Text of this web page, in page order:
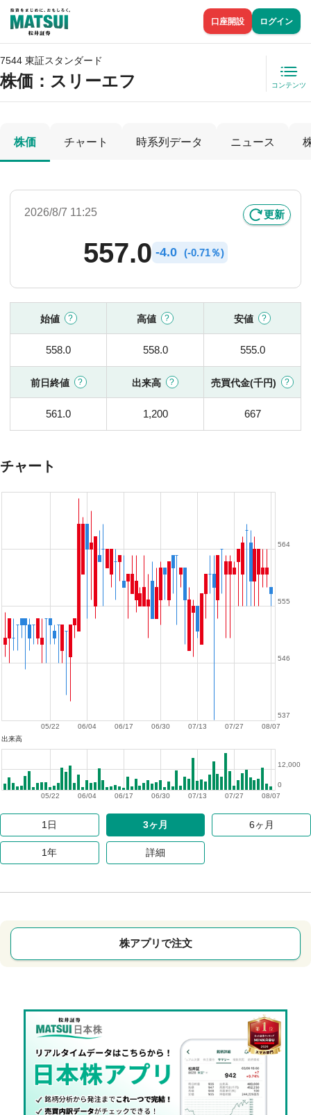
口座開設 ログイン
7544 東証スタンダード
株価 ：スリーエフ コンテンツ
株価 チャート 時系列データ ニュース
2026/8/7 11:25 更新
557.0 -4.0 (-0.71％)
始値 高値 安値
558.0 558.0 555.0
前日終値 出来高 売買代金(千円)
561.0 1,200 667
チャート
08/07
07/27
07/13
06/30
06/17
06/04
05/22
537
546
555
564
出来高
08/07
07/27
07/13
06/30
06/17
06/04
05/22
0
12,000
1日 3ヶ月 6ヶ月
1年 詳細
株アプリで注文